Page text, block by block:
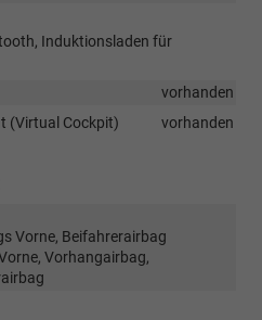
Induktionsladen für
vorhanden
(Virtual Cockpit)
vorhanden
Vorne, Beifahrerairbag
Vorhangairbag,